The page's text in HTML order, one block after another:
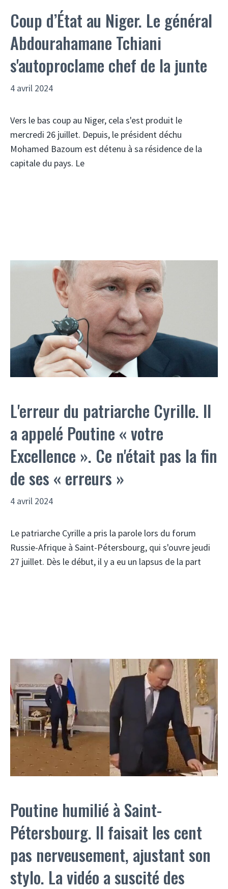
Coup d’État au Niger. Le général
Abdourahamane Tchiani
s'autoproclame chef de la junte
4 avril 2024
Vers le bas coup au Niger, cela s'est produit le
mercredi 26 juillet. Depuis, le président déchu
Mohamed Bazoum est détenu à sa résidence de la
capitale du pays. Le
L'erreur du patriarche Cyrille. Il
a appelé Poutine « votre
Excellence ». Ce n'était pas la fin
de ses « erreurs »
4 avril 2024
Le patriarche Cyrille a pris la parole lors du forum
Russie-Afrique à Saint-Pétersbourg, qui s'ouvre jeudi
27 juillet. Dès le début, il y a eu un lapsus de la part
Poutine humilié à Saint-
Pétersbourg. Il faisait les cent
pas nerveusement, ajustant son
stylo. La vidéo a suscité des